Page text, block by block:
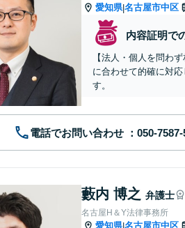
愛知県|名古屋市中区
内容証明で
【法人・個人を問わ
に合わせて的確に対
す。
電話でお問い合わせ
藪内 博之 弁護士
名古屋H＆Y法律事務所
愛知県|名古屋市中区